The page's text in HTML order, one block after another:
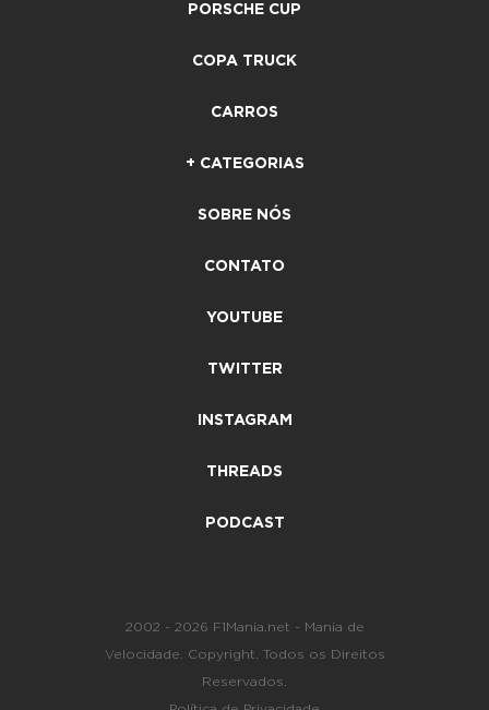
PORSCHE CUP
COPA TRUCK
CARROS
+ CATEGORIAS
SOBRE NÓS
CONTATO
YOUTUBE
TWITTER
INSTAGRAM
THREADS
PODCAST
2002 - 2026 F1Mania.net - Mania de
Velocidade. Copyright. Todos os Direitos
Reservados.